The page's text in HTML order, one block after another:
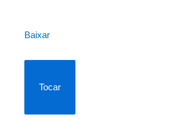
Baixar
Tocar